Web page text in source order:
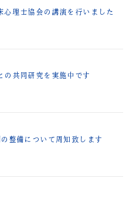
心理士協会の講演を行いました
の共同研究を実施中です
整備について周知致します